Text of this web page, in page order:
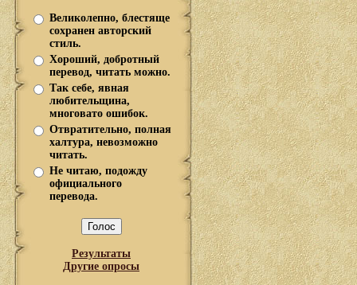
Великолепно, блестяще
сохранен авторский
стиль.
Хороший, добротный
перевод, читать можно.
Так себе, явная
любительщина,
многовато ошибок.
Отвратительно, полная
халтура, невозможно
читать.
Не читаю, подожду
официального
перевода.
Результаты
Другие опросы